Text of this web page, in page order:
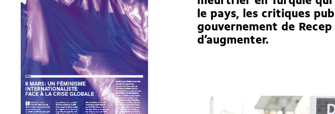
le pays, les critiques
gouvernement de
d’augmenter.